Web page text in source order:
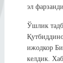
эл
Ўшлик
ижодкор
келдик.